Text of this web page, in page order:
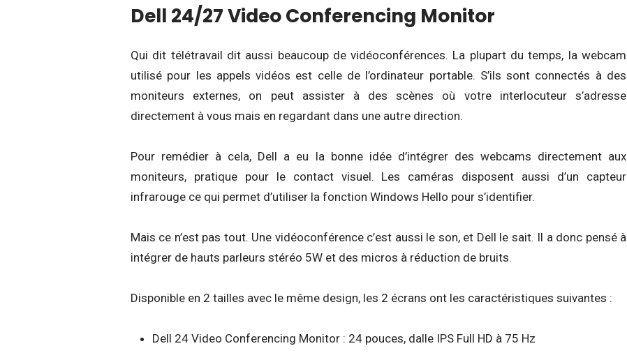
Dell 24/27 Video Conferencing Monitor
Qui dit télétravail dit aussi beaucoup de vidéoconférences. La plupart du temps, la webcam
utilisé pour les appels vidéos est celle de l’ordinateur portable. S’ils sont connectés à des
moniteurs externes, on peut assister à des scènes où votre interlocuteur s’adresse
directement à vous mais en regardant dans une autre direction.
Pour remédier à cela, Dell a eu la bonne idée d’intégrer des webcams directement aux
moniteurs, pratique pour le contact visuel. Les caméras disposent aussi d’un capteur
infrarouge ce qui permet d’utiliser la fonction Windows Hello pour s’identifier.
Mais ce n’est pas tout. Une vidéoconférence c’est aussi le son, et Dell le sait. Il a donc pensé à
intégrer de hauts parleurs stéréo 5W et des micros à réduction de bruits.
Disponible en 2 tailles avec le même design, les 2 écrans ont les caractéristiques suivantes :
Dell 24 Video Conferencing Monitor : 24 pouces, dalle IPS Full HD à 75 Hz